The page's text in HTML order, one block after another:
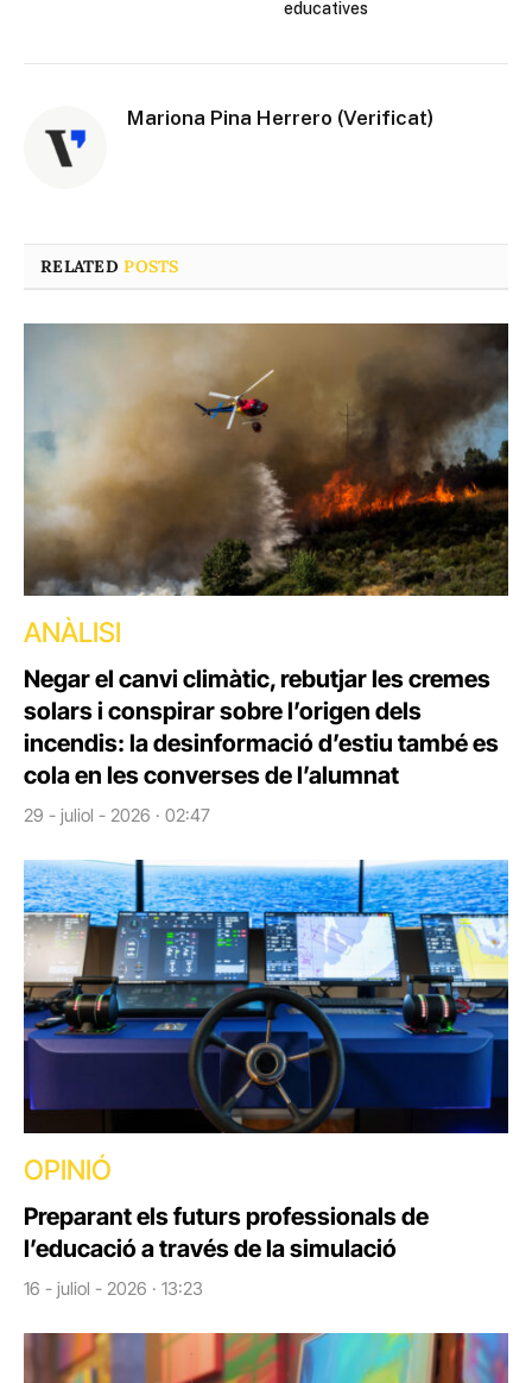
educatives
Mariona Pina Herrero (Verificat)
RELATEDPOSTS
ANÀLISI
Negar el canvi climàtic, rebutjar les cremes
solars i conspirar sobre l’origen dels
incendis: la desinformació d’estiu també es
cola en les converses de l’alumnat
29 - juliol - 2026 · 02:47
OPINIÓ
Preparant els futurs professionals de
l’educació a través de la simulació
16 - juliol - 2026 · 13:23